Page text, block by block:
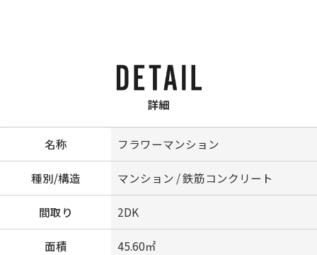
詳細
名称 フラワーマンション
種別/構造 マンション / 鉄筋コンクリート
間取り 2DK
面積 45.60㎡